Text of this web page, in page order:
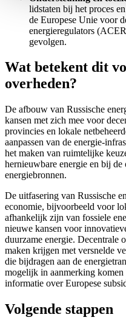
lidstaten bij het proces
de Europese Unie voor
energieregulators
gevolgen.
Wat betekent dit
overheden?
De afbouw van Russische
kansen met zich mee voor
provincies en lokale
aanpassen van de energie-
het maken van ruimtelijke
hernieuwbare energie en bij de
energiebronnen.
De uitfasering van Russische
economie, bijvoorbeeld voor
afhankelijk zijn van fossiele
nieuwe kansen voor
duurzame energie. Decentrale
maken krijgen met versnelde
die bijdragen aan de
mogelijk in aanmerking
informatie over Europese
Volgende stappen